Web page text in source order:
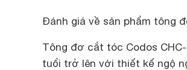
Đánh giá về sản phẩm tông
Tông đơ cắt tóc Codos
tuổi trở lên với thiết kế ngộ